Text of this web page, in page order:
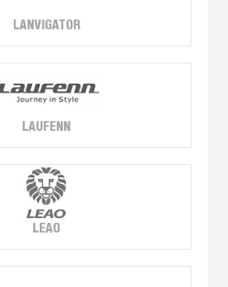
LANVIGATOR
LAUFENN
LEAO